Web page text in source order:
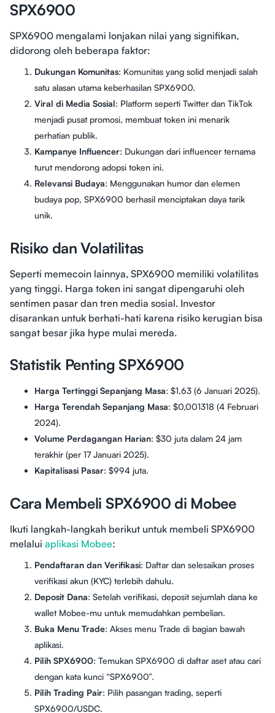
SPX6900
SPX6900 mengalami lonjakan nilai yang signifikan,
didorong oleh beberapa faktor:
Dukungan Komunitas: Komunitas yang solid menjadi salah
satu alasan utama keberhasilan SPX6900.
Viral di Media Sosial: Platform seperti Twitter dan TikTok
menjadi pusat promosi, membuat token ini menarik
perhatian publik.
Kampanye Influencer: Dukungan dari influencer ternama
turut mendorong adopsi token ini.
Relevansi Budaya: Menggunakan humor dan elemen
budaya pop, SPX6900 berhasil menciptakan daya tarik
unik.
Risiko dan Volatilitas
Seperti memecoin lainnya, SPX6900 memiliki volatilitas
yang tinggi. Harga token ini sangat dipengaruhi oleh
sentimen pasar dan tren media sosial. Investor
disarankan untuk berhati-hati karena risiko kerugian bisa
sangat besar jika hype mulai mereda.
Statistik Penting SPX6900
Harga Tertinggi Sepanjang Masa: $1,63 (6 Januari 2025).
Harga Terendah Sepanjang Masa: $0,001318 (4 Februari
2024).
Volume Perdagangan Harian: $30 juta dalam 24 jam
terakhir (per 17 Januari 2025).
Kapitalisasi Pasar: $994 juta.
Cara Membeli SPX6900 di Mobee
Ikuti langkah-langkah berikut untuk membeli SPX6900
melalui aplikasi Mobee:
Pendaftaran dan Verifikasi: Daftar dan selesaikan proses
verifikasi akun (KYC) terlebih dahulu.
Deposit Dana: Setelah verifikasi, deposit sejumlah dana ke
wallet Mobee-mu untuk memudahkan pembelian.
Buka Menu Trade: Akses menu Trade di bagian bawah
aplikasi.
Pilih SPX6900: Temukan SPX6900 di daftar aset atau cari
dengan kata kunci “SPX6900”.
Pilih Trading Pair: Pilih pasangan trading, seperti
SPX6900/USDC.